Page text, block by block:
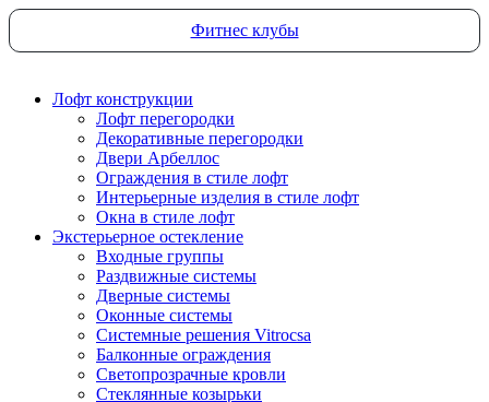
Фитнес клубы
Лофт конструкции
Лофт перегородки
Декоративные перегородки
Двери Арбеллос
Ограждения в стиле лофт
Интерьерные изделия в стиле лофт
Окна в стиле лофт
Экстерьерное остекление
Входные группы
Раздвижные системы
Дверные системы
Оконные системы
Системные решения Vitrocsa
Балконные ограждения
Светопрозрачные кровли
Стеклянные козырьки